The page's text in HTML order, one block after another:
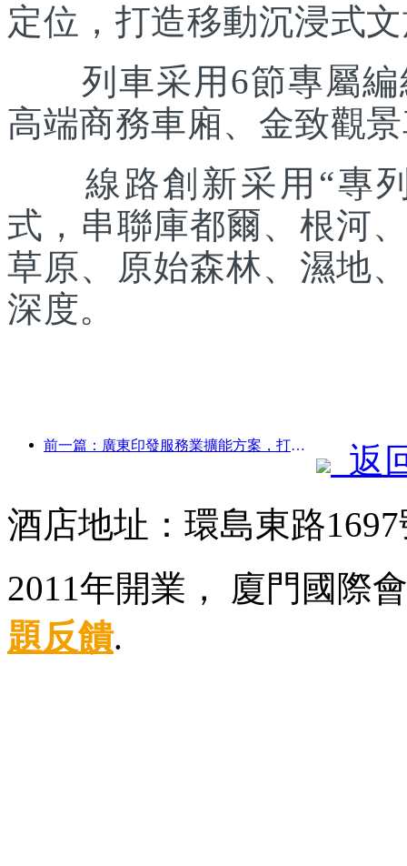
定位，打造移動沉浸式
列車采用6節專屬編
高端商務車廂、金致觀
線路創新采用“專列
式，串聯庫都爾、根河
草原、原始森林、濕地
深度。
前一篇：廣東印發服務業擴能方案，打造大灣區世界級旅游目的地
返
酒店地址：環島東路
2011年開業， 廈門國
題反饋.